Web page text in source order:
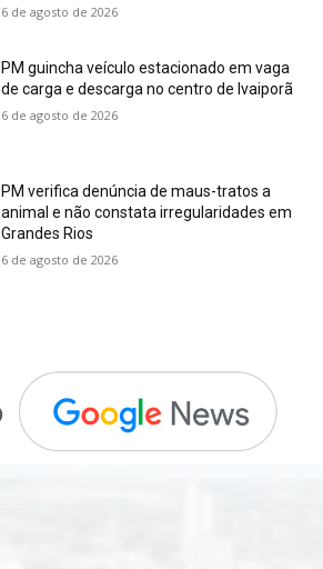
6 de agosto de 2026
PM guincha veículo estacionado em vaga
de carga e descarga no centro de Ivaiporã
6 de agosto de 2026
PM verifica denúncia de maus-tratos a
animal e não constata irregularidades em
Grandes Rios
6 de agosto de 2026